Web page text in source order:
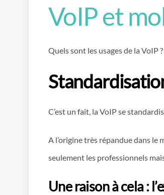
VoIP et
Quels sont les usages de la
C’est un fait, la VoIP se
A l’origine très répandue dans
seulement les professionnels
Une raison à cela :